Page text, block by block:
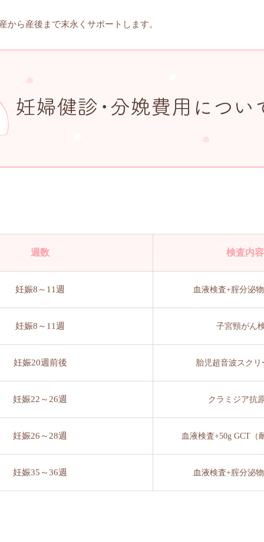
から産後まで末永くサポートします。
週数 検査内容
妊娠8～11週 血液検査+腟分泌
妊娠8～11週 子宮頸がん
妊娠20週前後 胎児超音波スクリ
妊娠22～26週 クラミジア抗
妊娠26～28週 血液検査+50g GCT（
妊娠35～36週 血液検査+腟分泌